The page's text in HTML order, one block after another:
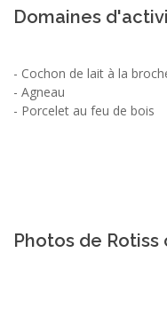
Domaines
- Cochon de lait à la
- Agneau
- Porcelet au feu de bois
Photos de Rotiss